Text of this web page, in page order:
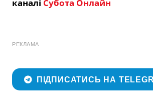
каналі Субота Онлайн
РЕКЛАМА
ПІДПИСАТИСЬ НА